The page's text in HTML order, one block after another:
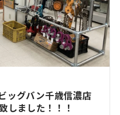
ッグバン千歳信濃店
しました！！！